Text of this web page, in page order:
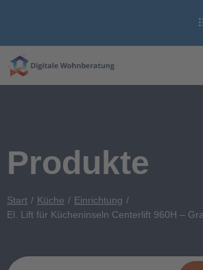
Produkte
Start Küche
Einrichtung
El. Lift für Kücheninseln Centerlift 960H –